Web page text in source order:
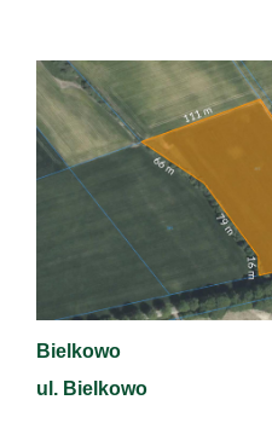
Bielkowo
ul. Bielkowo